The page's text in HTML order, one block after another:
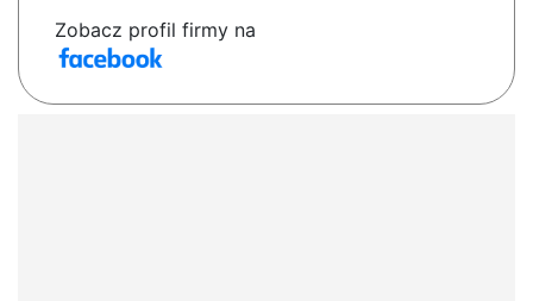
Zobacz profil firmy na